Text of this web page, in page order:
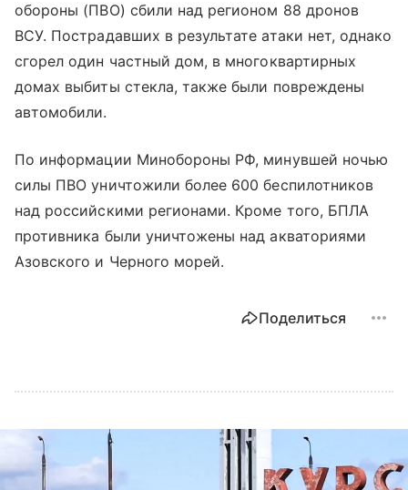
обороны (ПВО) сбили над регионом 88 дронов
ВСУ. Пострадавших в результате атаки нет, однако
сгорел один частный дом, в многоквартирных
домах выбиты стекла, также были повреждены
автомобили.
По информации Минобороны РФ, минувшей ночью
силы ПВО уничтожили более 600 беспилотников
над российскими регионами. Кроме того, БПЛА
противника были уничтожены над акваториями
Азовского и Черного морей.
Поделиться